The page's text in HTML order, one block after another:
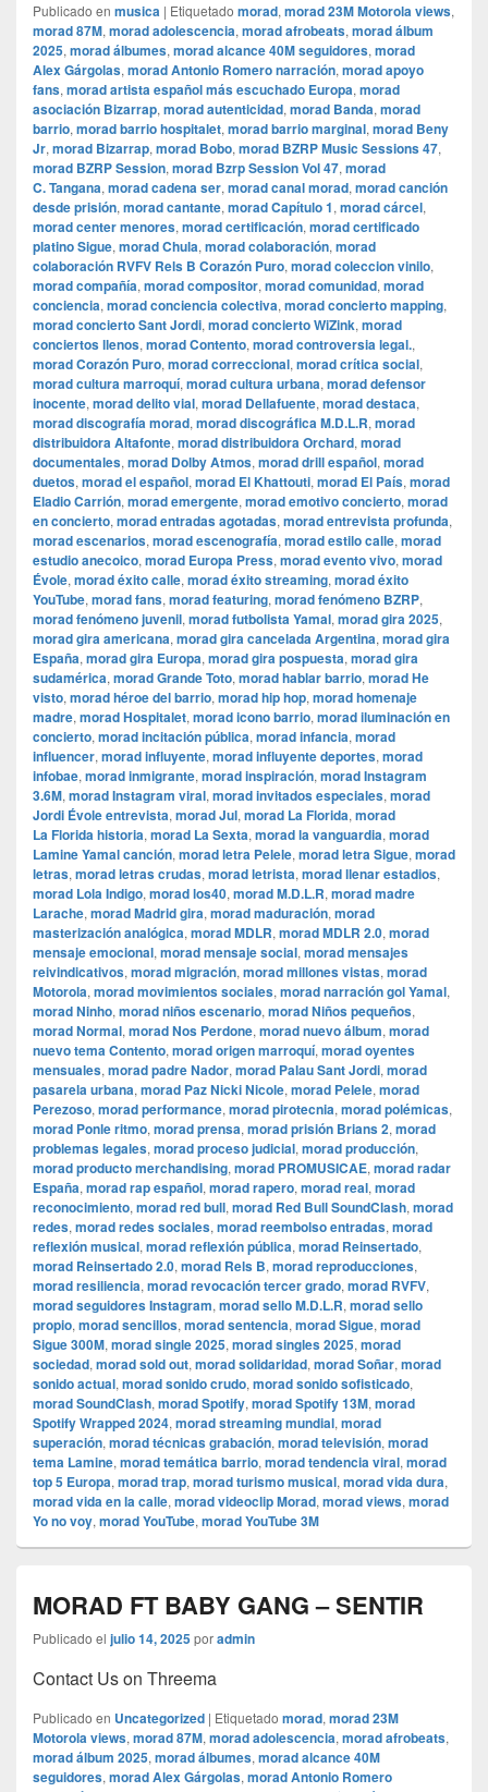
Publicado en musica | Etiquetado morad, morad 23M Motorola views,
morad 87M, morad adolescencia, morad afrobeats, morad álbum
2025, morad álbumes, morad alcance 40M seguidores, morad
Alex Gárgolas, morad Antonio Romero narración, morad apoyo
fans, morad artista español más escuchado Europa, morad
asociación Bizarrap, morad autenticidad, morad Banda, morad
barrio, morad barrio hospitalet, morad barrio marginal, morad Beny
Jr, morad Bizarrap, morad Bobo, morad BZRP Music Sessions 47,
morad BZRP Session, morad Bzrp Session Vol 47, morad
C. Tangana, morad cadena ser, morad canal morad, morad canción
desde prisión, morad cantante, morad Capítulo 1, morad cárcel,
morad center menores, morad certificación, morad certificado
platino Sigue, morad Chula, morad colaboración, morad
colaboración RVFV Rels B Corazón Puro, morad coleccion vinilo,
morad compañía, morad compositor, morad comunidad, morad
conciencia, morad conciencia colectiva, morad concierto mapping,
morad concierto Sant Jordi, morad concierto WiZink, morad
conciertos llenos, morad Contento, morad controversia legal.,
morad Corazón Puro, morad correccional, morad crítica social,
morad cultura marroquí, morad cultura urbana, morad defensor
inocente, morad delito vial, morad Dellafuente, morad destaca,
morad discografía morad, morad discográfica M.D.L.R, morad
distribuidora Altafonte, morad distribuidora Orchard, morad
documentales, morad Dolby Atmos, morad drill español, morad
duetos, morad el español, morad El Khattouti, morad El País, morad
Eladio Carrión, morad emergente, morad emotivo concierto, morad
en concierto, morad entradas agotadas, morad entrevista profunda,
morad escenarios, morad escenografía, morad estilo calle, morad
estudio anecoico, morad Europa Press, morad evento vivo, morad
Évole, morad éxito calle, morad éxito streaming, morad éxito
YouTube, morad fans, morad featuring, morad fenómeno BZRP,
morad fenómeno juvenil, morad futbolista Yamal, morad gira 2025,
morad gira americana, morad gira cancelada Argentina, morad gira
España, morad gira Europa, morad gira pospuesta, morad gira
sudamérica, morad Grande Toto, morad hablar barrio, morad He
visto, morad héroe del barrio, morad hip hop, morad homenaje
madre, morad Hospitalet, morad icono barrio, morad iluminación en
concierto, morad incitación pública, morad infancia, morad
influencer, morad influyente, morad influyente deportes, morad
infobae, morad inmigrante, morad inspiración, morad Instagram
3.6M, morad Instagram viral, morad invitados especiales, morad
Jordi Évole entrevista, morad Jul, morad La Florida, morad
La Florida historia, morad La Sexta, morad la vanguardia, morad
Lamine Yamal canción, morad letra Pelele, morad letra Sigue, morad
letras, morad letras crudas, morad letrista, morad llenar estadios,
morad Lola Indigo, morad los40, morad M.D.L.R, morad madre
Larache, morad Madrid gira, morad maduración, morad
masterización analógica, morad MDLR, morad MDLR 2.0, morad
mensaje emocional, morad mensaje social, morad mensajes
reivindicativos, morad migración, morad millones vistas, morad
Motorola, morad movimientos sociales, morad narración gol Yamal,
morad Ninho, morad niños escenario, morad Niños pequeños,
morad Normal, morad Nos Perdone, morad nuevo álbum, morad
nuevo tema Contento, morad origen marroquí, morad oyentes
mensuales, morad padre Nador, morad Palau Sant Jordi, morad
pasarela urbana, morad Paz Nicki Nicole, morad Pelele, morad
Perezoso, morad performance, morad pirotecnia, morad polémicas,
morad Ponle ritmo, morad prensa, morad prisión Brians 2, morad
problemas legales, morad proceso judicial, morad producción,
morad producto merchandising, morad PROMUSICAE, morad radar
España, morad rap español, morad rapero, morad real, morad
reconocimiento, morad red bull, morad Red Bull SoundClash, morad
redes, morad redes sociales, morad reembolso entradas, morad
reflexión musical, morad reflexión pública, morad Reinsertado,
morad Reinsertado 2.0, morad Rels B, morad reproducciones,
morad resiliencia, morad revocación tercer grado, morad RVFV,
morad seguidores Instagram, morad sello M.D.L.R, morad sello
propio, morad sencillos, morad sentencia, morad Sigue, morad
Sigue 300M, morad single 2025, morad singles 2025, morad
sociedad, morad sold out, morad solidaridad, morad Soñar, morad
sonido actual, morad sonido crudo, morad sonido sofisticado,
morad SoundClash, morad Spotify, morad Spotify 13M, morad
Spotify Wrapped 2024, morad streaming mundial, morad
superación, morad técnicas grabación, morad televisión, morad
tema Lamine, morad temática barrio, morad tendencia viral, morad
top 5 Europa, morad trap, morad turismo musical, morad vida dura,
morad vida en la calle, morad videocli‏p Morad, morad views, morad
Yo no voy, morad YouTube, morad YouTube 3M
MORAD FT BABY GANG – SENTIR
Publicado el julio 14, 2025poradmin
Contact Us on Threema
Publicado en Uncategorized | Etiquetado morad, morad 23M
Motorola views, morad 87M, morad adolescencia, morad afrobeats,
morad álbum 2025, morad álbumes, morad alcance 40M
seguidores, morad Alex Gárgolas, morad Antonio Romero